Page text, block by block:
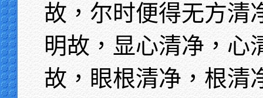
故，尔时便得无方清
明故，显心清净，心
故，眼根清净，根清